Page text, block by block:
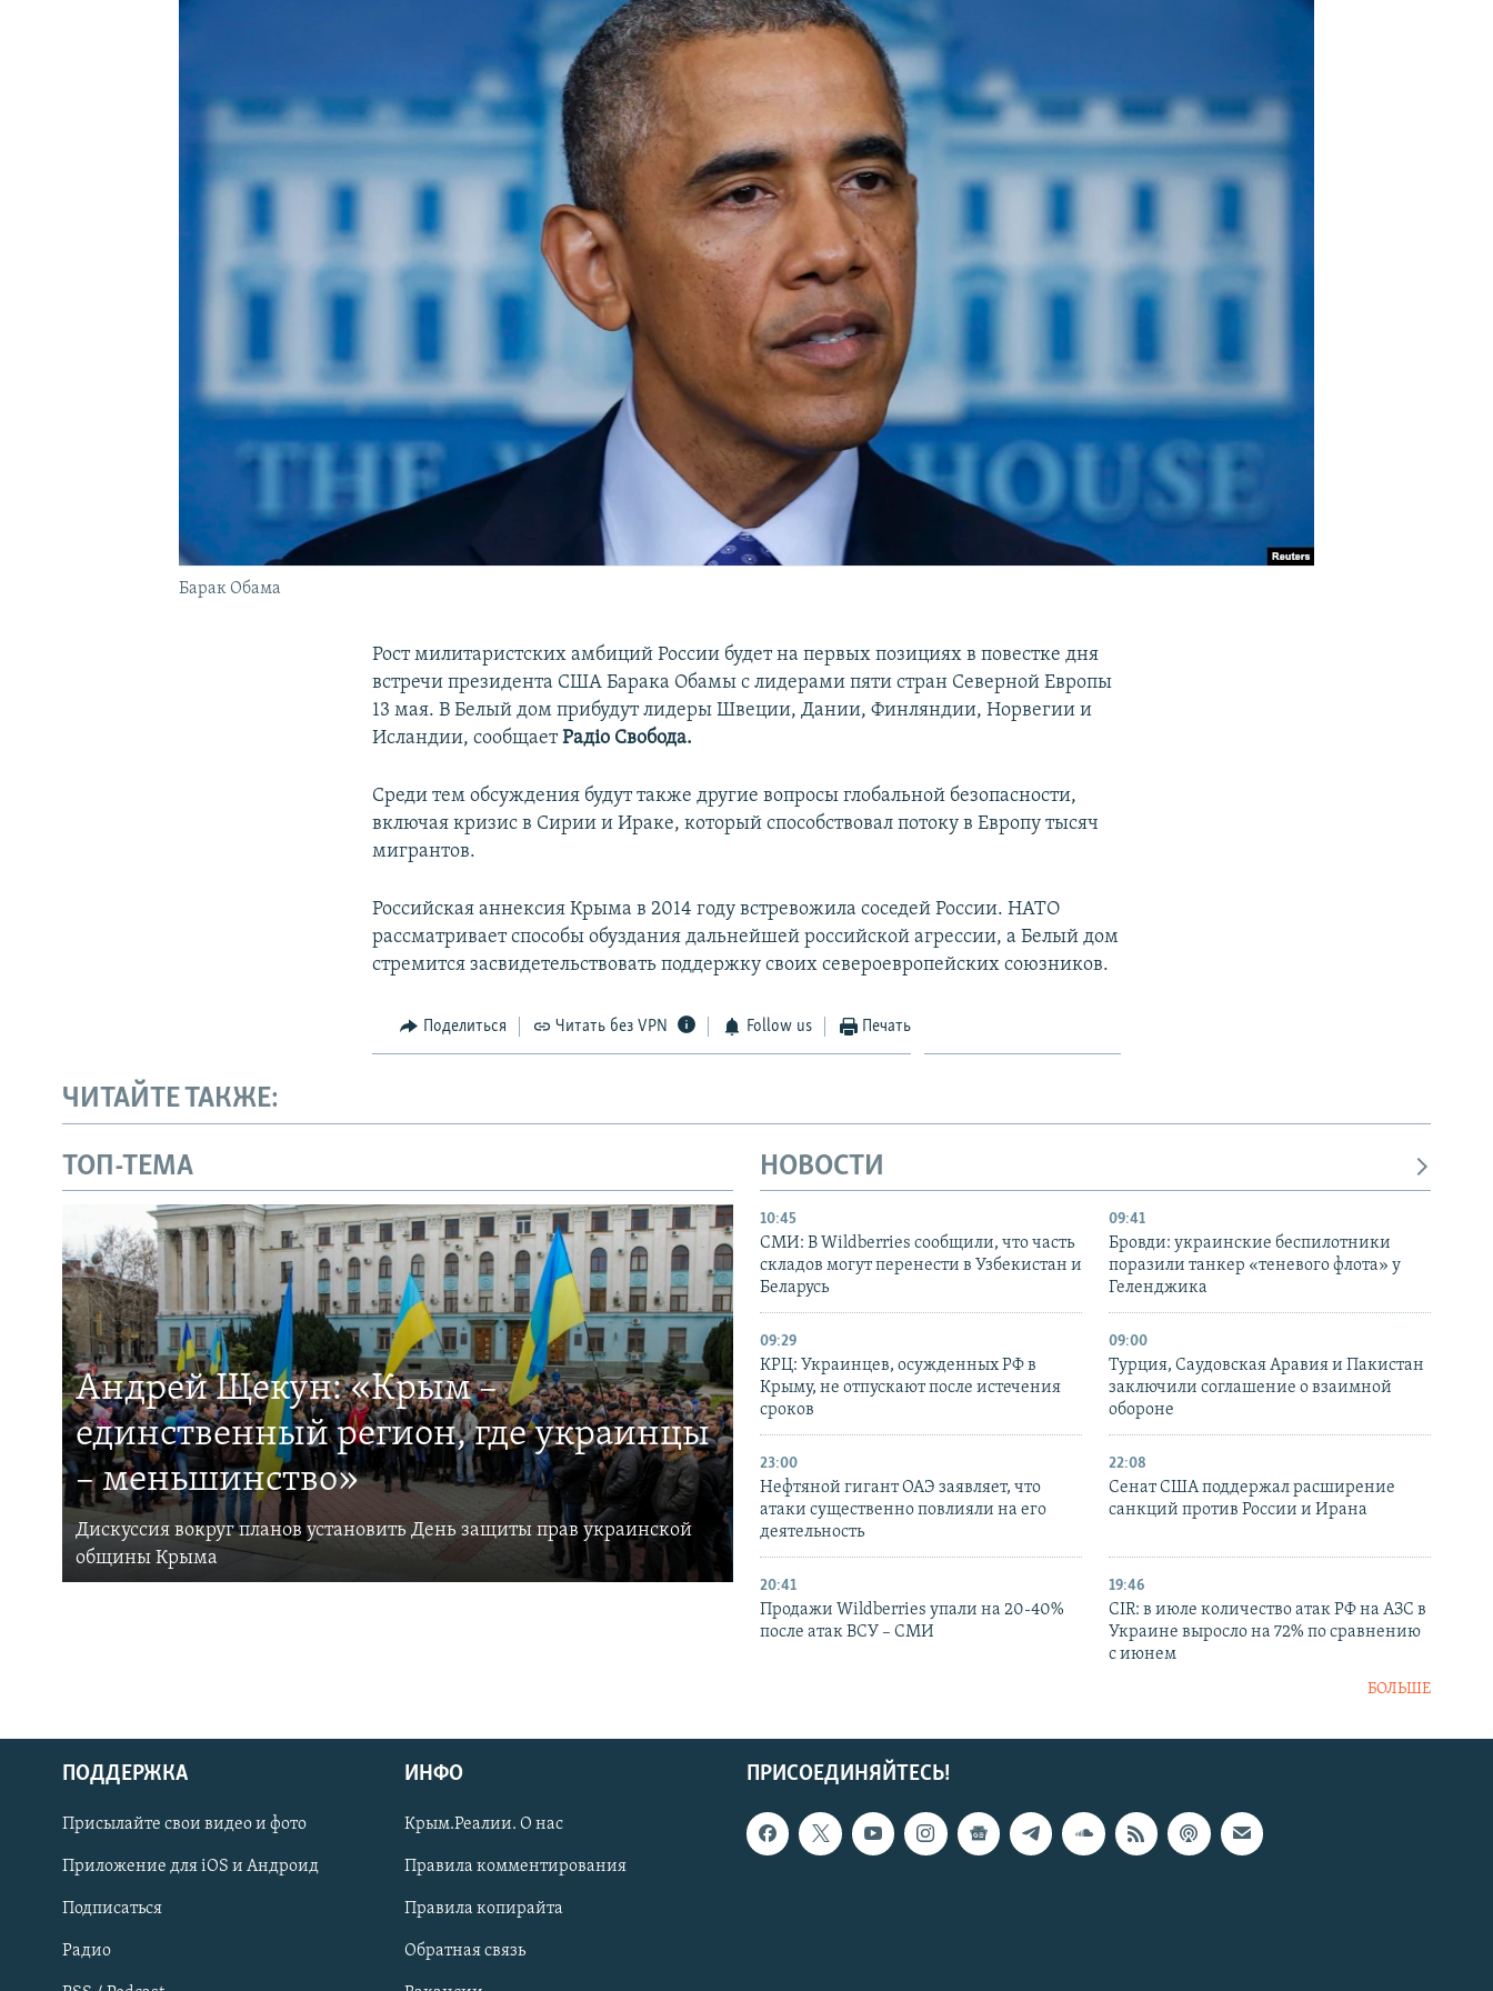
УКРАИНСКАЯ ПРОБЛЕМА КРЫМА
Українською
Qırımtatar
ПРИСОЕДИНЯЙТЕСЬ!
Барак Обама
Рост милитаристских амбиций России будет на первых позициях в повестке дня
встречи президента США Барака Обамы с лидерами пяти стран Северной Европы
13 мая. В Белый дом прибудут лидеры Швеции, Дании, Финляндии, Норвегии и
Исландии, сообщаетРадіо Свобода.
Среди тем обсуждения будут также другие вопросы глобальной безопасности,
включая кризис в Сирии и Ираке, который способствовал потоку в Европу тысяч
мигрантов.
Российская аннексия Крыма в 2014 году встревожила соседей России. НАТО
рассматривает способы обуздания дальнейшей российской агрессии, а Белый дом
стремится засвидетельствовать поддержку своих североевропейских союзников.
Поделиться Читать без VPN Follow us Печать
ЧИТАЙТЕ ТАКЖЕ:
ТОП-ТЕМА
Андрей Щекун: «Крым –
единственный регион, где украинцы
– меньшинство»
Дискуссия вокруг планов установить День защиты прав украинской
общины Крыма
НОВОСТИ
10:45
СМИ: В Wildberries сообщили, что часть
складов могут перенести в Узбекистан и
Беларусь
09:41
Бровди: украинские беспилотники
поразили танкер «теневого флота» у
Геленджика
09:29
КРЦ: Украинцев, осужденных РФ в
Крыму, не отпускают после истечения
сроков
09:00
Турция, Саудовская Аравия и Пакистан
заключили соглашение о взаимной
обороне
23:00
Нефтяной гигант ОАЭ заявляет, что
атаки существенно повлияли на его
деятельность
22:08
Сенат США поддержал расширение
санкций против России и Ирана
20:41
Продажи Wildberries упали на 20-40%
после атак ВСУ – СМИ
19:46
CIR: в июле количество атак РФ на АЗС в
Украине выросло на 72% по сравнению
с июнем
БОЛЬШЕ
ПРИСОЕДИНЯЙТЕСЬ!
ПОДДЕРЖКА
Присылайте свои видео и фото
Приложение для iOS и Андроид
Подписаться
Радио
ИНФО
Крым.Реалии. О нас
Правила комментирования
Правила копирайта
Обратная связь